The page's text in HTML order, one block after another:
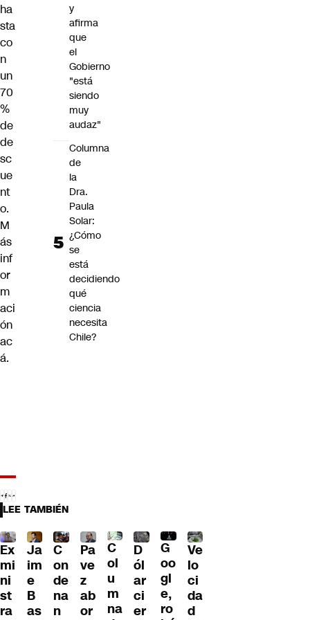
ha
sta
co
n
un
70
%
de
de
sc
ue
nt
o.
M
ás
inf
or
m
aci
ón
ac
á.
y
afirma
que
el
Gobierno
"está
siendo
muy
audaz"
Columna
de
la
Dra.
Paula
Solar:
¿Cómo
se
está
decidiendo
qué
ciencia
necesita
Chile?
LEE TAMBIÉN
Ex
mi
ni
st
ra
Ja
im
e
B
as
C
on
de
na
n
Pa
ve
z
ab
or
C
ol
u
m
na
D
ól
ar
ci
er
G
oo
gl
e,
ro
Ve
lo
ci
da
d